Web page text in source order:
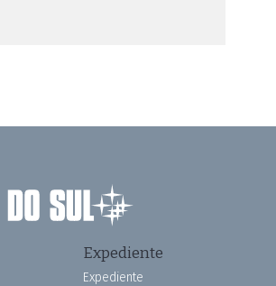
Expediente
Expediente